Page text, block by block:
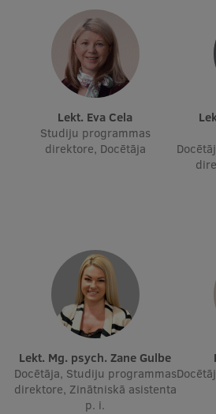
Starptautiskā sadarbība
Mobilitātes programmas
Starptautiskie projekti
Starptautiskie sadarbības
Lekt. Eva Cela
Studiju programmas
direktore, Docētāja
Lekt. Mg. sc. sal. Jana
Lekt. Mg. psych. Zane Gulbe
Docētāja, Studiju programmas
direktore, Zinātniskā asistenta
p. i.